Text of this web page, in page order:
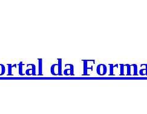
da